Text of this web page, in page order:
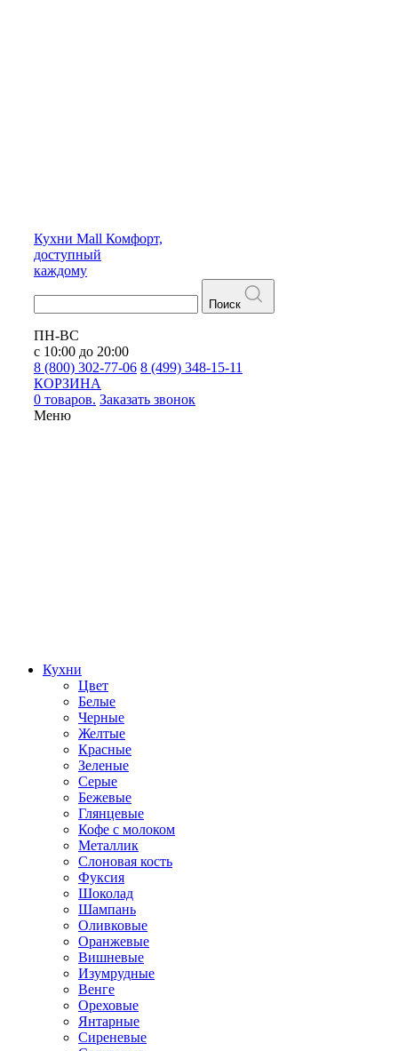
Кухни Mall Комфорт,
доступный
каждому
Поиск
ПН-ВС
с 10:00 до 20:00
8 (800) 302-77-06 8 (499) 348-15-11
КОРЗИНА
0 товаров. Заказать звонок
Меню
Кухни
Цвет
Белые
Черные
Желтые
Красные
Зеленые
Серые
Бежевые
Глянцевые
Кофе с молоком
Металлик
Слоновая кость
Фуксия
Шоколад
Шампань
Оливковые
Оранжевые
Вишневые
Изумрудные
Венге
Ореховые
Янтарные
Сиреневые